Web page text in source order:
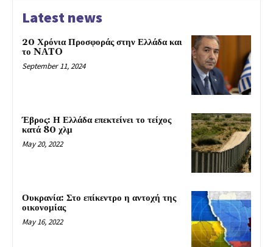
Latest news
20 Χρόνια Προσφοράς στην Ελλάδα και
το NATO
September 11, 2024
Έβρος: Η Ελλάδα επεκτείνει το τείχος
κατά 80 χλμ
May 20, 2022
Ουκρανία: Στο επίκεντρο η αντοχή της
οικονομίας
May 16, 2022